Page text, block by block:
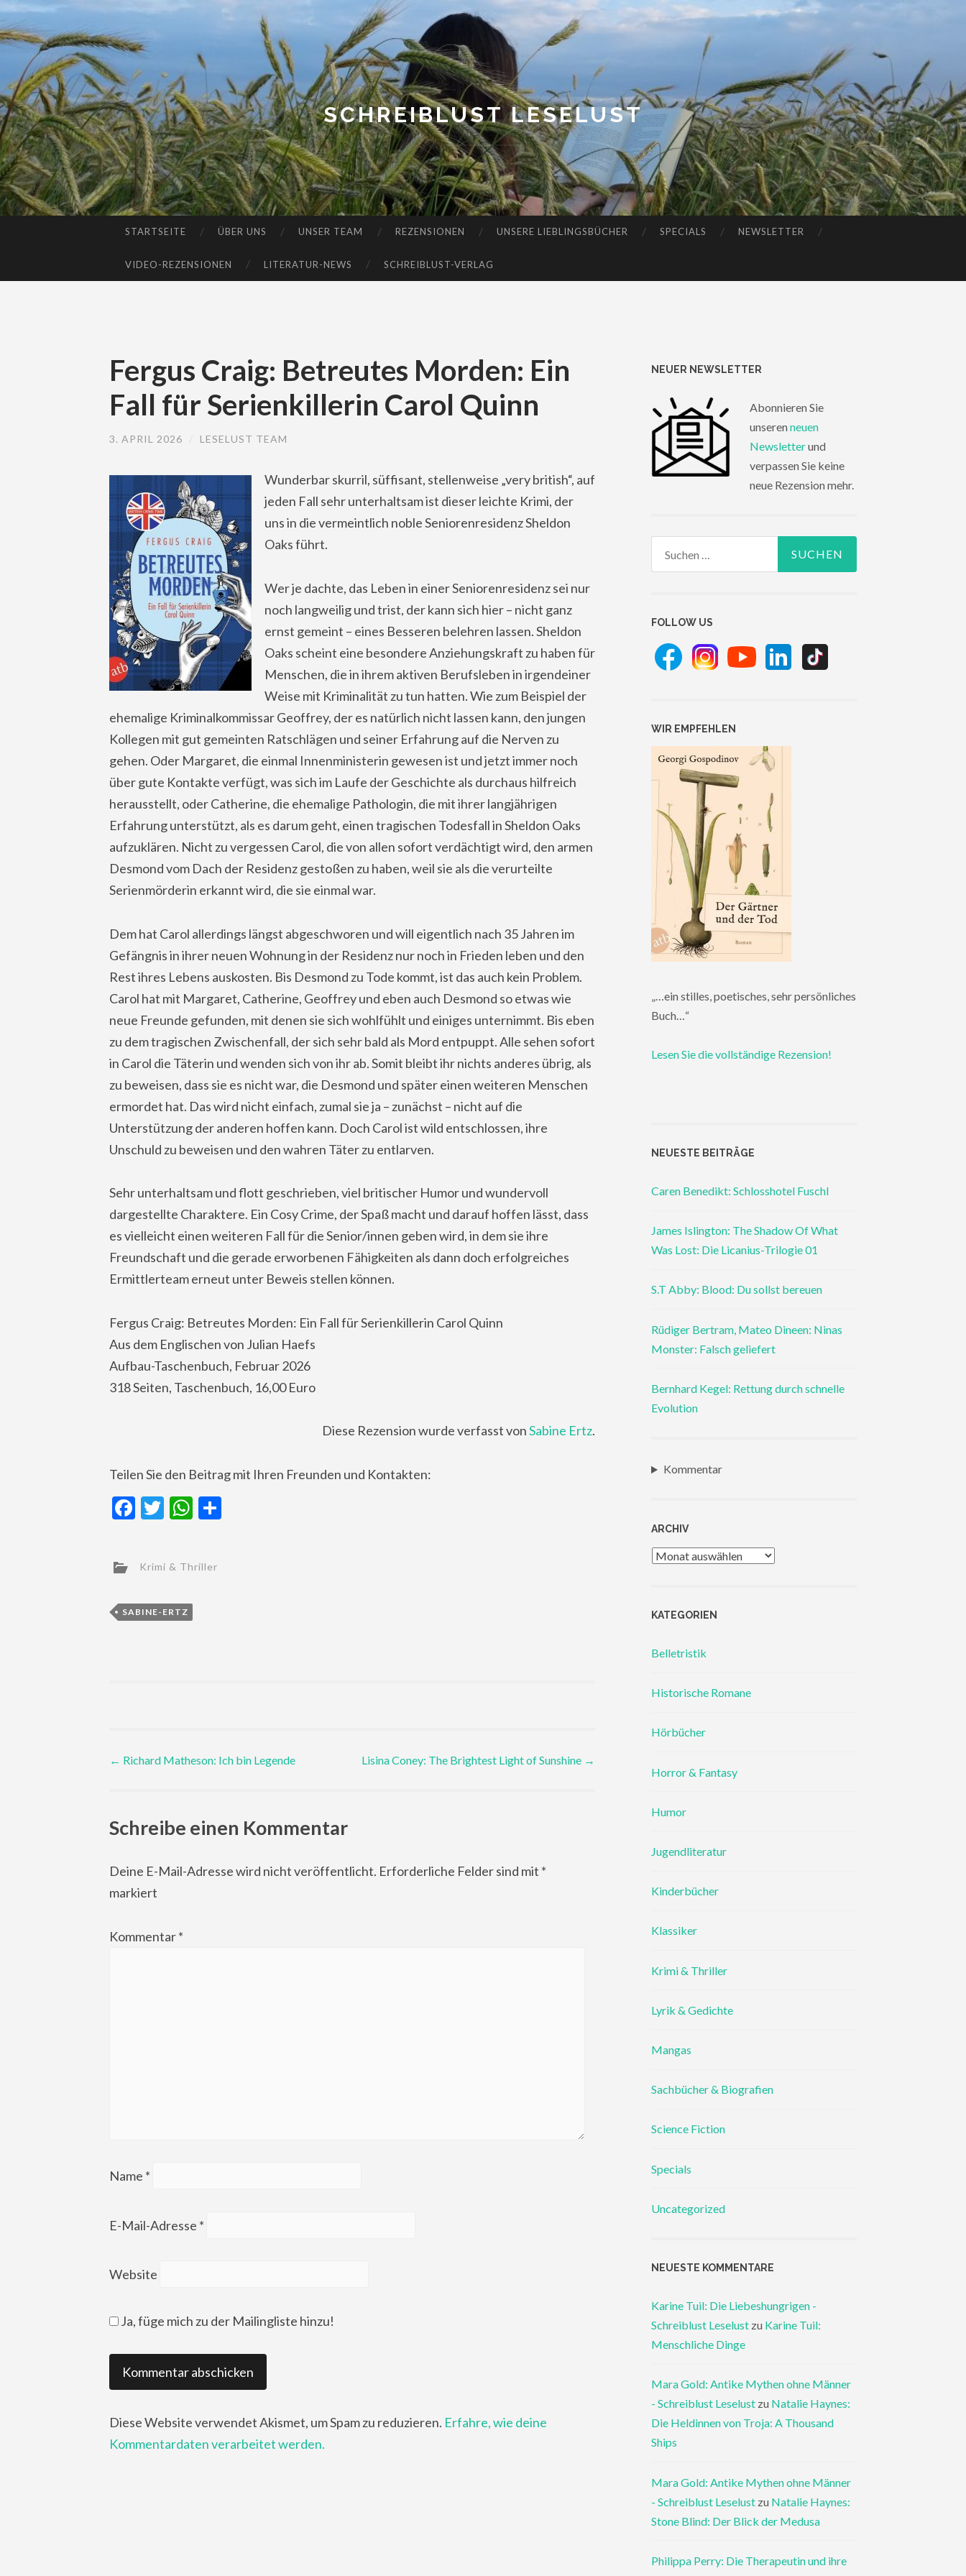
SCHREIBLUST LESELUST
STARTSEITE ÜBER UNS UNSER TEAM REZENSIONEN UNSERE LIEBLINGSBÜCHER SPECIALS NEWSLETTER
VIDEO-REZENSIONEN LITERATUR-NEWS SCHREIBLUST-VERLAG
Fergus Craig: Betreutes Morden: Ein
Fall für Serienkillerin Carol Quinn
3. APRIL 2026 LESELUST TEAM
Wunderbar skurril, süffisant, stellenweise „very british“, auf
jeden Fall sehr unterhaltsam ist dieser leichte Krimi, der
uns in die vermeintlich noble Seniorenresidenz Sheldon
Oaks führt.
Wer je dachte, das Leben in einer Seniorenresidenz sei nur
noch langweilig und trist, der kann sich hier – nicht ganz
ernst gemeint – eines Besseren belehren lassen. Sheldon
Oaks scheint eine besondere Anziehungskraft zu haben für
Menschen, die in ihrem aktiven Berufsleben in irgendeiner
Weise mit Kriminalität zu tun hatten. Wie zum Beispiel der
ehemalige Kriminalkommissar Geoffrey, der es natürlich nicht lassen kann, den jungen
Kollegen mit gut gemeinten Ratschlägen und seiner Erfahrung auf die Nerven zu
gehen. Oder Margaret, die einmal Innenministerin gewesen ist und jetzt immer noch
über gute Kontakte verfügt, was sich im Laufe der Geschichte als durchaus hilfreich
herausstellt, oder Catherine, die ehemalige Pathologin, die mit ihrer langjährigen
Erfahrung unterstützt, als es darum geht, einen tragischen Todesfall in Sheldon Oaks
aufzuklären. Nicht zu vergessen Carol, die von allen sofort verdächtigt wird, den armen
Desmond vom Dach der Residenz gestoßen zu haben, weil sie als die verurteilte
Serienmörderin erkannt wird, die sie einmal war.
Dem hat Carol allerdings längst abgeschworen und will eigentlich nach 35 Jahren im
Gefängnis in ihrer neuen Wohnung in der Residenz nur noch in Frieden leben und den
Rest ihres Lebens auskosten. Bis Desmond zu Tode kommt, ist das auch kein Problem.
Carol hat mit Margaret, Catherine, Geoffrey und eben auch Desmond so etwas wie
neue Freunde gefunden, mit denen sie sich wohlfühlt und einiges unternimmt. Bis eben
zu dem tragischen Zwischenfall, der sich sehr bald als Mord entpuppt. Alle sehen sofort
in Carol die Täterin und wenden sich von ihr ab. Somit bleibt ihr nichts anderes übrig, als
zu beweisen, dass sie es nicht war, die Desmond und später einen weiteren Menschen
ermordet hat. Das wird nicht einfach, zumal sie ja – zunächst – nicht auf die
Unterstützung der anderen hoffen kann. Doch Carol ist wild entschlossen, ihre
Unschuld zu beweisen und den wahren Täter zu entlarven.
Sehr unterhaltsam und flott geschrieben, viel britischer Humor und wundervoll
dargestellte Charaktere. Ein Cosy Crime, der Spaß macht und darauf hoffen lässt, dass
es vielleicht einen weiteren Fall für die Senior/innen geben wird, in dem sie ihre
Freundschaft und die gerade erworbenen Fähigkeiten als dann doch erfolgreiches
Ermittlerteam erneut unter Beweis stellen können.
Fergus Craig: Betreutes Morden: Ein Fall für Serienkillerin Carol Quinn
Aus dem Englischen von Julian Haefs
Aufbau-Taschenbuch, Februar 2026
318 Seiten, Taschenbuch, 16,00 Euro
Diese Rezension wurde verfasst vonSabine Ertz.
Teilen Sie den Beitrag mit Ihren Freunden und Kontakten:
Facebook
TwitterWhatsApp
Krimi & Thriller
SABINE-ERTZ
Post
← Richard Matheson: Ich bin Legende Lisina Coney: The Brightest Light of Sunshine →
Schreibe einen Kommentar
Deine E-Mail-Adresse wird nicht veröffentlicht. Erforderliche Felder sind mit *
markiert
Kommentar*
Name *
E-Mail-Adresse *
Website
Ja, füge mich zu der Mailingliste hinzu!
Diese Website verwendet Akismet, um Spam zu reduzieren. Erfahre, wie deine
Kommentardaten verarbeitet werden.
NEUER NEWSLETTER
Abonnieren Sie
unserenneuen
Newsletterund
verpassen Sie keine
neue Rezension mehr.
FOLLOW US
WIR EMPFEHLEN
„…ein stilles, poetisches, sehr persönliches
Buch…“
Lesen Sie die vollständige Rezension!
NEUESTE BEITRÄGE
Caren Benedikt: Schlosshotel Fuschl
James Islington: The Shadow Of What
Was Lost: Die Licanius-Trilogie 01
S.T Abby: Blood: Du sollst bereuen
Rüdiger Bertram, Mateo Dineen: Ninas
Monster: Falsch geliefert
Bernhard Kegel: Rettung durch schnelle
Evolution
Kommentar
ARCHIV
Archiv
KATEGORIEN
Belletristik
Historische Romane
Hörbücher
Horror & Fantasy
Humor
Jugendliteratur
Kinderbücher
Klassiker
Krimi & Thriller
Lyrik & Gedichte
Mangas
Sachbücher & Biografien
Science Fiction
Specials
Uncategorized
NEUESTE KOMMENTARE
Karine Tuil: Die Liebeshungrigen -
Schreiblust Leselust zu Karine Tuil:
Menschliche Dinge
Mara Gold: Antike Mythen ohne Männer
- Schreiblust Leselust zu Natalie Haynes:
Die Heldinnen von Troja: A Thousand
Ships
Mara Gold: Antike Mythen ohne Männer
- Schreiblust Leselust zu Natalie Haynes:
Stone Blind: Der Blick der Medusa
Philippa Perry: Die Therapeutin und ihre